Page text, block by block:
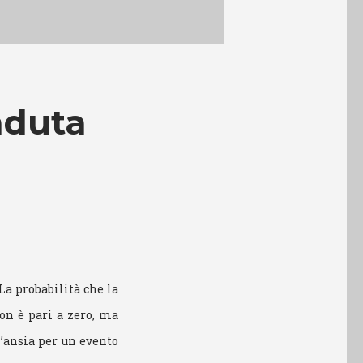
probabilità che la
è pari a zero, ma
per un evento